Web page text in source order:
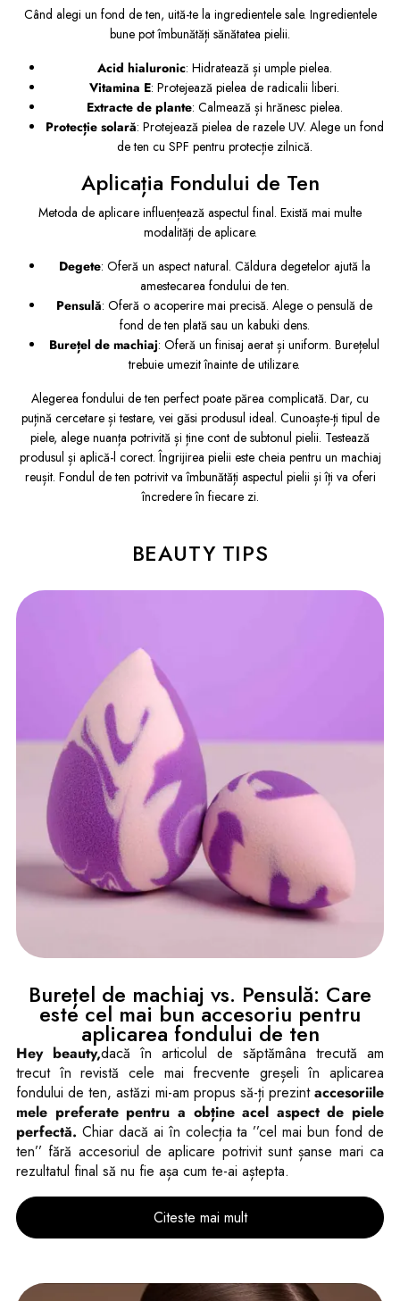
Când alegi un fond de ten, uită-te la ingredientele sale. Ingredientele
bune pot îmbunătăți sănătatea pielii.
Acid hialuronic: Hidratează și umple pielea.
Vitamina E: Protejează pielea de radicalii liberi.
Extracte de plante: Calmează și hrănesc pielea.
Protecție solară: Protejează pielea de razele UV. Alege un fond
de ten cu SPF pentru protecție zilnică.
Aplicația Fondului de Ten
Metoda de aplicare influențează aspectul final. Există mai multe
modalități de aplicare.
Degete: Oferă un aspect natural. Căldura degetelor ajută la
amestecarea fondului de ten.
Pensulă: Oferă o acoperire mai precisă. Alege o pensulă de
fond de ten plată sau un kabuki dens.
Burețel de machiaj: Oferă un finisaj aerat și uniform. Burețelul
trebuie umezit înainte de utilizare.
Alegerea fondului de ten perfect poate părea complicată. Dar, cu
puțină cercetare și testare, vei găsi produsul ideal. Cunoaște-ți tipul de
piele, alege nuanța potrivită și ține cont de subtonul pielii. Testează
produsul și aplică-l corect. Îngrijirea pielii este cheia pentru un machiaj
reușit. Fondul de ten potrivit va îmbunătăți aspectul pielii și îți va oferi
încredere în fiecare zi.
BEAUTY TIPS
Burețel de machiaj vs. Pensulă: Care
este cel mai bun accesoriu pentru
aplicarea fondului de ten
Hey beauty,dacă în articolul de săptămâna trecută am
trecut în revistă cele mai frecvente greșeli în aplicarea
fondului de ten, astăzi mi-am propus să-ți prezintaccesoriile
mele preferate pentru a obține acel aspect de piele
perfectă. Chiar dacă ai în colecția ta ’’cel mai bun fond de
ten’’ fără accesoriul de aplicare potrivit sunt șanse mari ca
rezultatul final să nu fie așa cum te-ai aștepta.
Citeste mai mult